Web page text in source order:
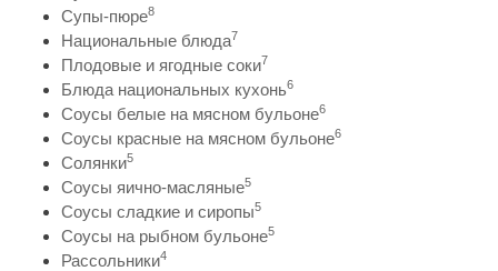
Супы-пюре8
Национальные блюда7
Плодовые и ягодные соки7
Блюда национальных кухонь6
Соусы белые на мясном бульоне6
Соусы красные на мясном бульоне6
Солянки5
Соусы яично-масляные5
Соусы сладкие и сиропы5
Соусы на рыбном бульоне5
Рассольники4